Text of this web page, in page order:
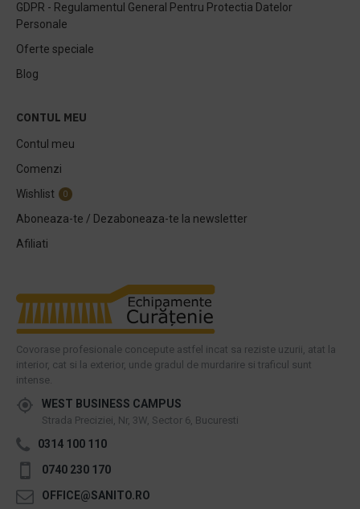
GDPR - Regulamentul General Pentru Protectia Datelor
Personale
Oferte speciale
Blog
CONTUL MEU
Contul meu
Comenzi
Wishlist
0
Aboneaza-te / Dezaboneaza-te la newsletter
Afiliati
Covorase profesionale concepute astfel incat sa reziste uzurii, atat la
interior, cat si la exterior, unde gradul de murdarire si traficul sunt
intense.
WEST BUSINESS CAMPUS
Strada Preciziei, Nr, 3W, Sector 6, Bucuresti
0314 100 110
0740 230 170
OFFICE@SANITO.RO